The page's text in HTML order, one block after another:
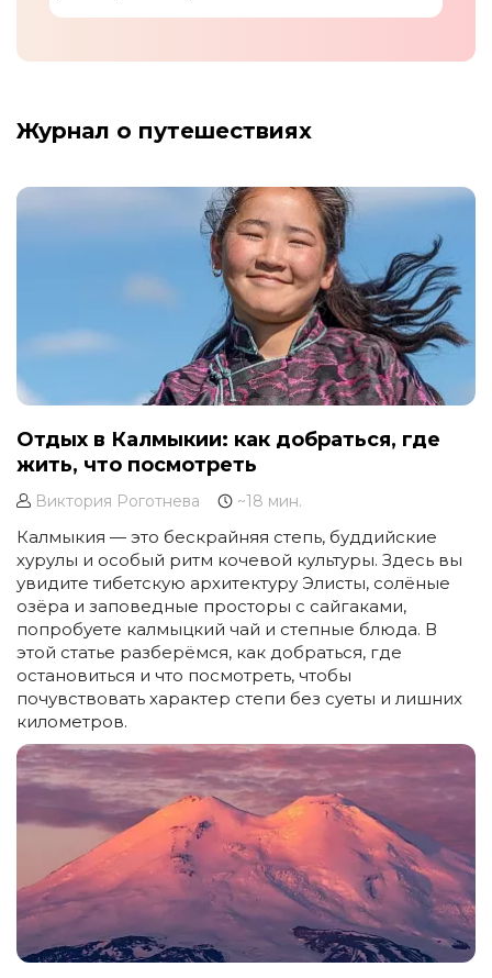
Журнал о путешествиях
Отдых в Калмыкии: как добраться, где
жить, что посмотреть
Виктория Роготнева ~18 мин.
Калмыкия — это бескрайняя степь, буддийские
хурулы и особый ритм кочевой культуры. Здесь вы
увидите тибетскую архитектуру Элисты, солёные
озёра и заповедные просторы с сайгаками,
попробуете калмыцкий чай и степные блюда. В
этой статье разберёмся, как добраться, где
остановиться и что посмотреть, чтобы
почувствовать характер степи без суеты и лишних
километров.